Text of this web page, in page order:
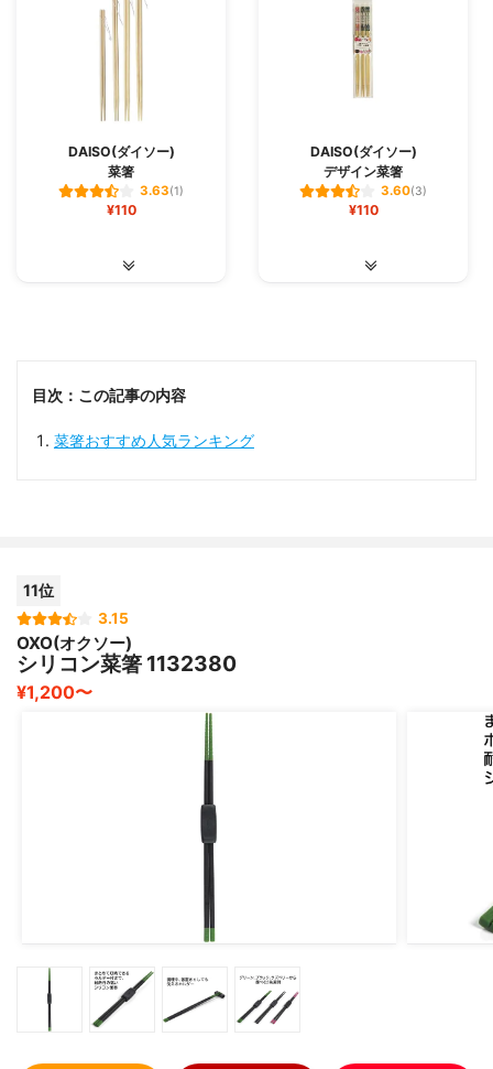
DAISO(ダイソー)
菜箸
3.63(1)
¥110
DAISO(ダイソー)
デザイン菜箸
3.60(3)
¥110
目次：この記事の内容
菜箸おすすめ人気ランキング
11位
3.15
OXO(オクソー)
シリコン菜箸 1132380
¥1,200〜